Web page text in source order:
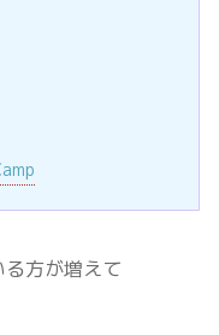
方が増えて